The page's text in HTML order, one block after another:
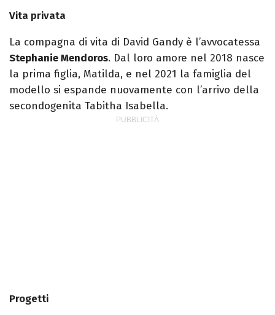
Vita privata
La compagna di vita di David Gandy è l’avvocatessa
Stephanie Mendoros. Dal loro amore nel 2018 nasce
la prima figlia, Matilda, e nel 2021 la famiglia del
modello si espande nuovamente con l’arrivo della
secondogenita Tabitha Isabella.
Progetti